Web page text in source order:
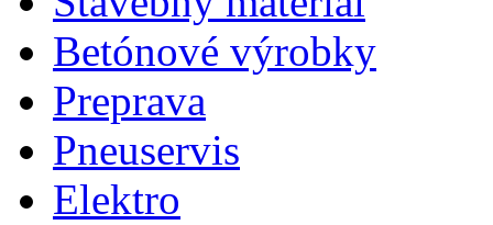
Betónové výrobky
Preprava
Pneuservis
Elektro